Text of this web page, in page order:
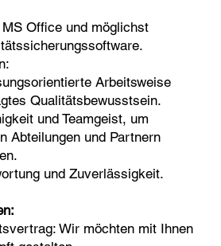
Office und möglichst
Arbeitsweise
Qualitätsbewusstsein.
und Teamgeist, um
Abteilungen und Partnern
und Zuverlässigkeit.
Wir möchten mit Ihnen